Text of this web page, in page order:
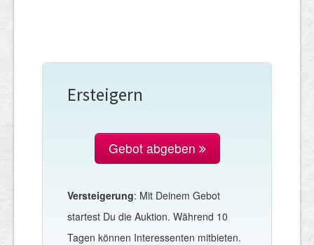
Ersteigern
Gebot abgeben
Versteigerung: Mit Deinem Gebot
startest Du die Auktion. Während 10
Tagen können Interessenten mitbieten.